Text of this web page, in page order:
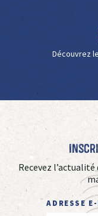
Découvrez
Recevez
ADRESSE